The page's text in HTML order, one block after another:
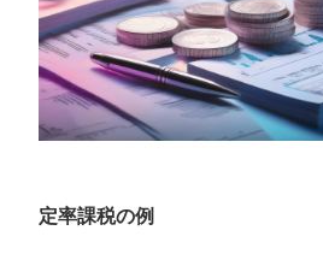
定率課税の例